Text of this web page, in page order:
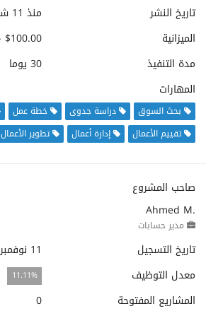
تاريخ النشر
منذ 11 شهرا
الميزانية
$100.00 - $250.00
مدة التنفيذ
30 يوما
المهارات
بحث السوق دراسة جدوى خطة عمل
تقييم الأعمال
إدارة أعمال تطوير الأعمال
صاحب المشروع
Ahmed M.
مدير حسابات
تاريخ التسجيل
11 نوفمبر 2022
معدل التوظيف
11.11%
المشاريع المفتوحة
0